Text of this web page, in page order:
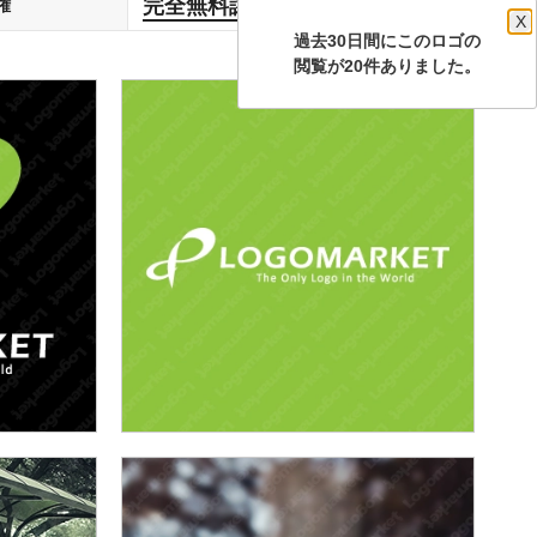
過去30日間にこのロゴの
X
閲覧が20件ありました。